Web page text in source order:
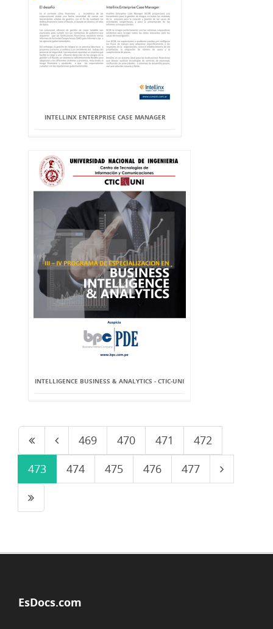
INTELLINX ENTERPRISE CASE MANAGER
INTELLIGENCE BUSINESS & ANALYTICS - CTIC-UNI
469 470 471
472
473
474 475 476 477
EsDocs.com